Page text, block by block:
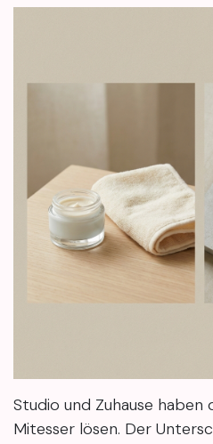
Studio und Zuhause haben
Mitesser lösen. Der